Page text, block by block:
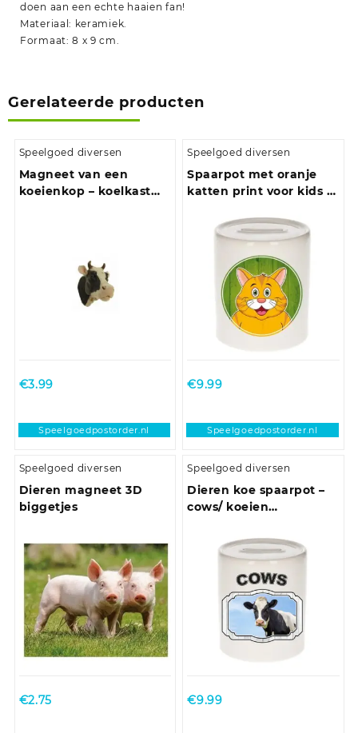
doen aan een echte haaien fan!
Materiaal: keramiek.
Formaat: 8 x 9 cm.
Gerelateerde producten
Speelgoed diversen
Magneet van een
koeienkop – koelkast
€3.99
Speelgoedpostorder.nl
Speelgoed diversen
Spaarpot met oranje
katten print voor kids 9
€9.99
Speelgoedpostorder.nl
Speelgoed diversen
Dieren magneet 3D
biggetjes
€2.75
Speelgoed diversen
Dieren koe spaarpot –
cows/ koeien
€9.99